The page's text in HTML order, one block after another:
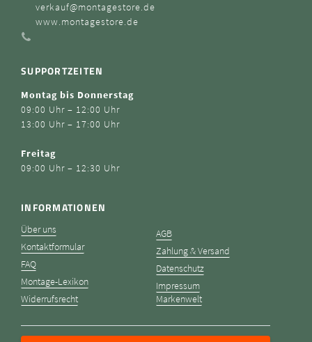
verkauf@montagestore.de
www.montagestore.de
SUPPORTZEITEN
Montag bis Donnerstag
09:00 Uhr – 12:00 Uhr
13:00 Uhr – 17:00 Uhr
Freitag
09:00 Uhr – 12:30 Uhr
INFORMATIONEN
Über uns
Kontaktformular
FAQ
Montage-Lexikon
Widerrufsrecht
AGB
Zahlung & Versand
Datenschutz
Impressum
Markenwelt